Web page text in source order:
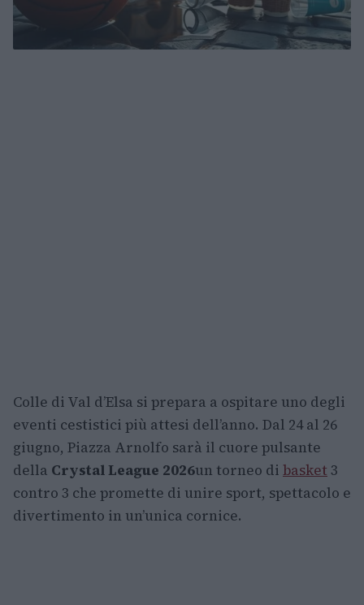
Colle di Val d’Elsa si prepara a ospitare uno degli
eventi cestistici più attesi dell’anno. Dal 24 al 26
giugno, Piazza Arnolfo sarà il cuore pulsante
della Crystal League 2026un torneo di basket 3
contro 3 che promette di unire sport, spettacolo e
divertimento in un’unica cornice.